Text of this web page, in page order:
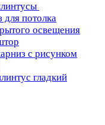
для потолка
освещения
с рисунком
гладкий